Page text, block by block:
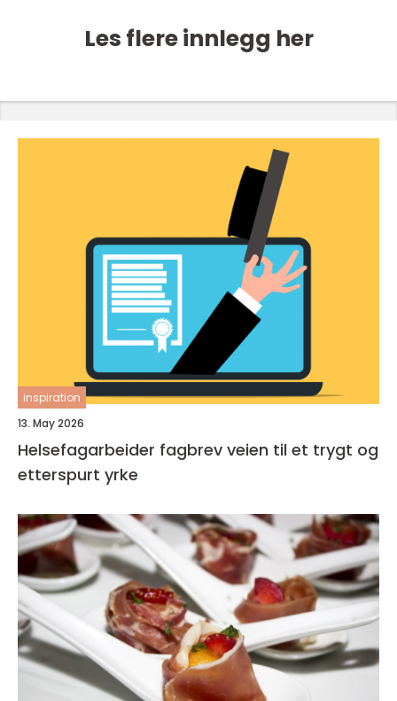
Les flere innlegg her
inspiration
13. May 2026
Helsefagarbeider fagbrev veien til et trygt og
etterspurt yrke